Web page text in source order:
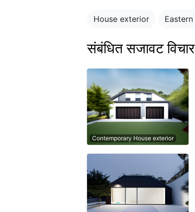
House exterior Eastern
संबंधित सजावट विचार
Contemporary House exterior